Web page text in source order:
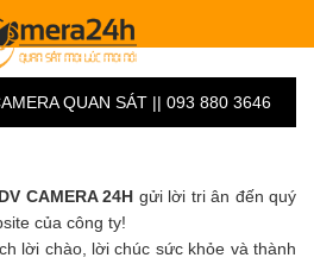
QUAN SÁT || 093 880 3646
CAMERA 24H gửi lời tri ân đến quý
của công ty!
lời chào, lời chúc sức khỏe và thành